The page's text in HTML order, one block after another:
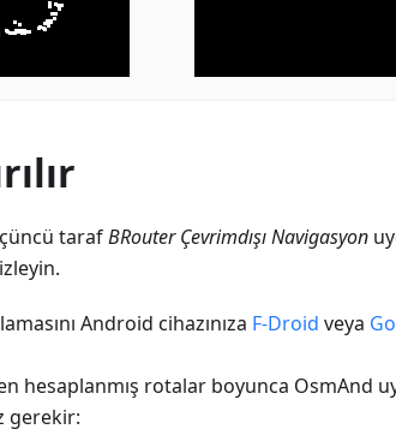
tarafBRouter Çevrimdışı Navigasyon
Android cihazınıza F-Droid veya
hesaplanmış rotalar boyunca OsmAnd
gerekir: